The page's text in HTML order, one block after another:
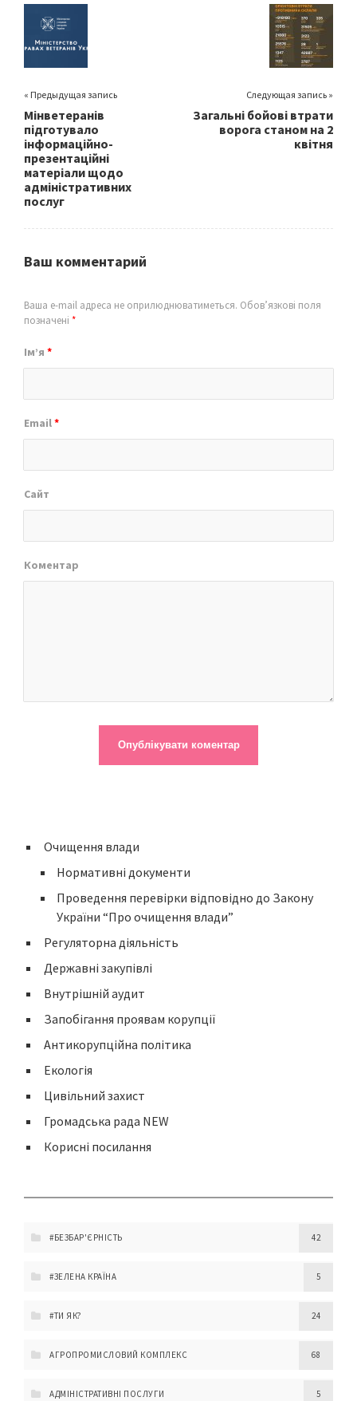
o
k
« Предыдущая запись
Мінветеранів
підготувало
інформаційно-
презентаційні
матеріали щодо
адміністративних
послуг
Следующая запись »
Загальні бойові втрати
ворога станом на 2
квітня
Ваш комментарий
Ваша e-mail адреса не оприлюднюватиметься. Обов’язкові поля
позначені *
Ім’я *
Email*
Сайт
Коментар
Очищення влади
Нормативні документи
Проведення перевірки відповідно до Закону
України “Про очищення влади”
Регуляторна діяльність
Державні закупівлі
Внутрішній аудит
Запобігання проявам корупції
Антикорупційна політика
Екологія
Цивільний захист
Громадська рада NEW
Корисні посилання
#БЕЗБАР'ЄРНІСТЬ 42
#ЗЕЛЕНА КРАЇНА 5
#ТИ ЯК? 24
АГРОПРОМИСЛОВИЙ КОМПЛЕКС 68
АДМІНІСТРАТИВНІ ПОСЛУГИ 5